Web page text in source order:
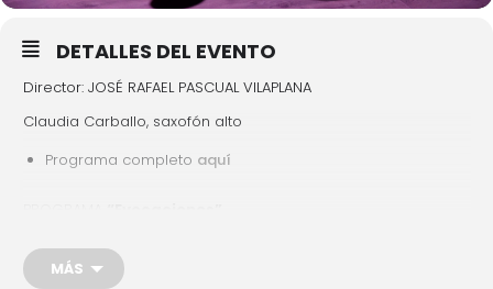
DETALLES DEL EVENTO
Director: JOSÉ RAFAEL PASCUAL VILAPLANA
Claudia Carballo, saxofón alto
Programa completo aquí
P. Huber:Evocazioni
A. Waignein:
Rapsodia para saxofón alto y orquesta
MÁS